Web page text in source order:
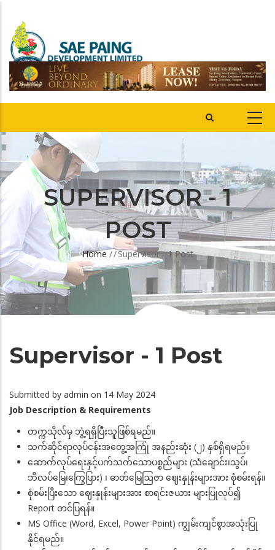
SUPERVISOR - 1
POST
Breadcrumb
Home //Supervisor - 1 Post
Supervisor - 1 Post
Submitted by admin on 14 May 2024
Job Description & Requirements
တက္ကသိုလ်မှ ဘွဲ့ရရှိပြီးသူဖြစ်ရမည်။
သက်ဆိုင်ရာလုပ်ငန်းအတွေ့အကြုံ အနည်းဆုံး (၂) နှစ်ရှိရမည်။
ဆောက်လုပ်ရေးနှင့်ပက်သက်သောပစ္စည်များ (သံချောင်း၊သွပ်၊
ဘိလပ်မြေ၊ကြွေပြား) ၊ ဓာတ်မြေဩဇာ ဈေးနှုန်းများအား စုံစမ်းရန်။
စုံစမ်းပြီးသော ဈေးနှုန်းများအား စာရင်းဇယား များပြုလုပ်၍
Report တင်ပြရန်။
MS Office (Word, Excel, Power Point) ကျွမ်းကျင်စွာအသုံးပြု
နိုင်ရမည်။